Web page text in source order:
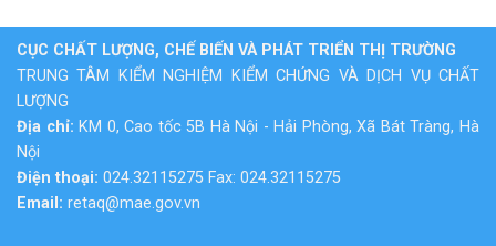
CỤC CHẤT LƯỢNG, CHẾ BIẾN VÀ PHÁT TRIỂN THỊ TRƯỜNG
TRUNG TÂM KIỂM NGHIỆM KIỂM CHỨNG VÀ DỊCH VỤ CHẤT
LƯỢNG
Địa chỉ: KM 0, Cao tốc 5B Hà Nội - Hải Phòng, Xã Bát Tràng, Hà
Nội
Điện thoại: 024.32115275 Fax: 024.32115275
Email: retaq@mae.gov.vn